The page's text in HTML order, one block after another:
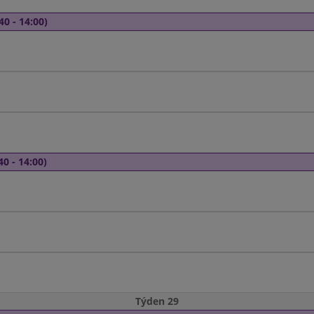
- 14:00)
- 14:00)
Týden 29